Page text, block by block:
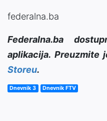
federalna.ba
Federalna.ba
aplikacija. Preuzmite
Storeu.
Dnevnik 3 Dnevnik FTV